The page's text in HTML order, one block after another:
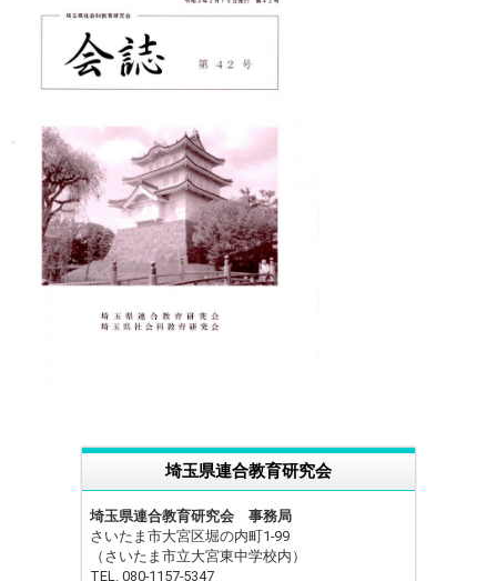
埼玉県連合教育研究会
埼玉県連合教育研究会 事務局
さいたま市大宮区堀の内町1-99
（さいたま市立大宮東中学校内）
TEL. 080-1157-5347